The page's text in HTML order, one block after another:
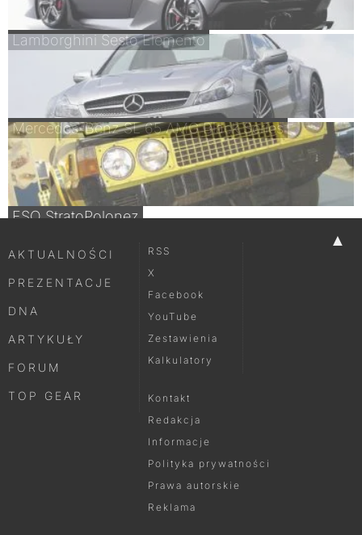
Lamborghini Sesto Elemento
Mercedes-Benz SL 65 AMG Black Series
FSO StratoPolonez
▲
AKTUALNOŚCI
PREZENTACJE
DNA
ARTYKUŁY
FORUM
TOP GEAR
RSS
X
Facebook
YouTube
Zestawienia
Kalkulatory
Kontakt
Redakcja
Informacje
Polityka prywatności
Prawa autorskie
Reklama